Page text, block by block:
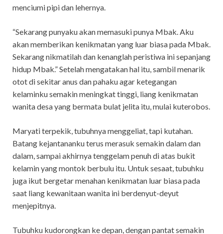
menciumi pipi dan lehernya.
“Sekarang punyaku akan memasuki punya Mbak. Aku
akan memberikan kenikmatan yang luar biasa pada Mbak.
Sekarang nikmatilah dan kenanglah peristiwa ini sepanjang
hidup Mbak.” Setelah mengatakan hal itu, sambil menarik
otot di sekitar anus dan pahaku agar ketegangan
kelaminku semakin meningkat tinggi, liang kenikmatan
wanita desa yang bermata bulat jelita itu, mulai kuterobos.
Maryati terpekik, tubuhnya menggeliat, tapi kutahan.
Batang kejantananku terus merasuk semakin dalam dan
dalam, sampai akhirnya tenggelam penuh di atas bukit
kelamin yang montok berbulu itu. Untuk sesaat, tubuhku
juga ikut bergetar menahan kenikmatan luar biasa pada
saat liang kewanitaan wanita ini berdenyut-deyut
menjepitnya.
Tubuhku kudorongkan ke depan, dengan pantat semakin